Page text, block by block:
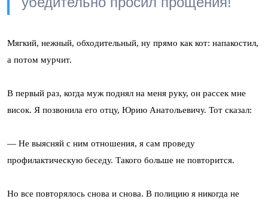
Мягкий, нежный, обходительный, ну прямо как кот: напакостил,
а потом мурчит.
В первый раз, когда муж поднял на меня руку, он рассек мне
висок. Я позвонила его отцу, Юрию Анатольевичу. Тот сказал:
— Не выясняй с ним отношения, я сам проведу
профилактическую беседу. Такого больше не повторится.
Но все повторялось снова и снова. В полицию я никогда не